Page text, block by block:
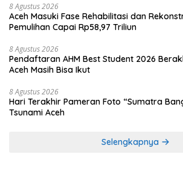
8 Agustus 2026
Aceh Masuki Fase Rehabilitasi dan
Pemulihan Capai Rp58,97 Triliun
8 Agustus 2026
Pendaftaran AHM Best Student 2026
Aceh Masih Bisa Ikut
8 Agustus 2026
Hari Terakhir Pameran Foto “Sumatra
Tsunami Aceh
Selengkapnya